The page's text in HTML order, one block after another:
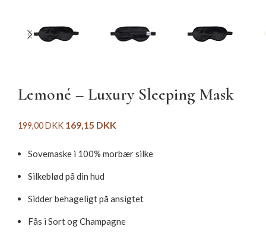
Lemoné – Luxury Sleeping Mask
199,00DKK 169,15 DKK
Sovemaske i 100% morbær silke
Silkeblød på din hud
Sidder behageligt på ansigtet
Fås i Sort og Champagne